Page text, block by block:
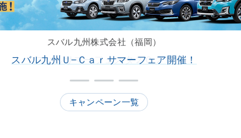
スバル近畿株式会社（滋賀）
スバルサマーフェスタ２０２６
キャンペーン一覧